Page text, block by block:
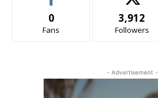
0
Fans
3,912
Followers
- Advertisement -